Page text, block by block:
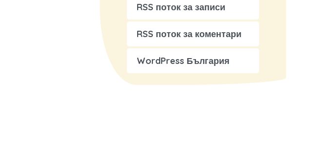
RSS поток за записи
RSS поток за коментари
WordPress България